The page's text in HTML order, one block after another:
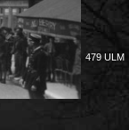
479 ULM